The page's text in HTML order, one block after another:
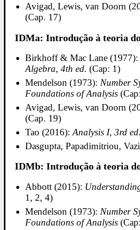
Avigad, Lewis, van Doorn
(Cap. 17)
IDMa: Introdução à teoria
Birkhoff & Mac Lane
Algebra, 4th ed. (Cap: 1)
Mendelson (1973):Number
Foundations of Analysis
Avigad, Lewis, van Doorn
(Cap. 19)
Tao (2016):Analysis I, 3rd ed.
Dasgupta, Papadimitriou,
IDMb: Introdução à teoria
Abbott (2015):
1, 2, 4)
Mendelson (1973): Number
Foundations of Analysis